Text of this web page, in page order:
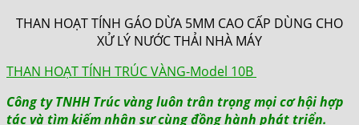
THAN HOẠT TÍNH GÁO DỪA 5MM CAO CẤP DÙNG CHO
XỬ LÝ NƯỚC THẢI NHÀ MÁY
THAN HOẠT TÍNH TRÚC VÀNG-Model 10B
Công ty TNHH Trúc vàng luôn trân trọng mọi cơ hội hợp
tác và tìm kiếm nhân sự cùng đồng hành phát triển.